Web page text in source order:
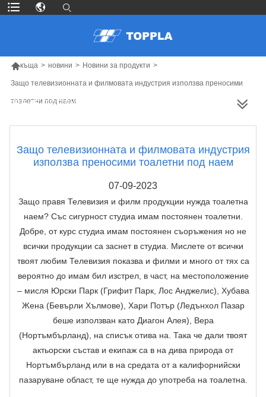
къща > новини > Новини за продукти >
Защо телевизионната и филмовата индустрия използва преносими
тоалетни под наем
ПОВЕЧЕ ПРОДУКТИ
Защо телевизионната и филмовата индустрия
използва преносими тоалетни под наем
07-09-2023
Защо правя Телевизия и филм продукции нужда тоалетна
наем? Със сигурност студиа имам постоянен тоалетни.
Добре, от курс студиа имам постоянен съоръжения но не
всички продукции са заснет в студиа. Мислете от всички
твоят любим Телевизия показва и филми и много от тях са
вероятно до имам бил изстрел, в част, на местоположение
– мисля Юрски Парк (Грифит Парк, Лос Анджелис), Хубава
Жена (Бевърли Хълмове), Хари Потър (Ледънхол Пазар
беше използван като Диагон Алея), Вера
(Нортъмбърланд), на списък отива на. Така че дали твоят
актьорски състав и екипаж са в на дива природа от
Нортъмбърланд или в на средата от a калифорнийски
пазаруване област, те ще нужда до употреба на тоалетна.